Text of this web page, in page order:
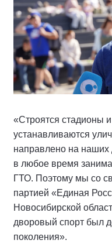
«Строятся стадионы
устанавливаются
направлено на наших
в любое время
ГТО. Поэтому мы со
партией «Единая
Новосибирской
дворовый спорт был
поколения».